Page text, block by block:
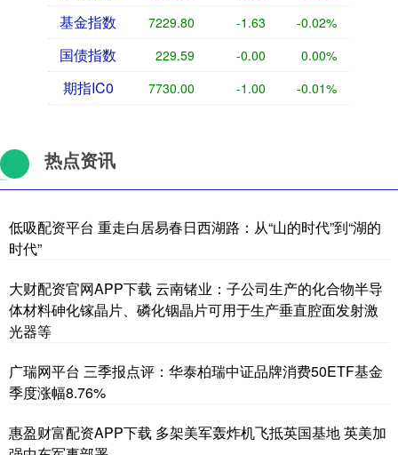
基金指数 7229.80 -1.63 -0.02%
国债指数 229.59 -0.00 0.00%
期指IC0 7730.00 -1.00 -0.01%
热点资讯
低吸配资平台 重走白居易春日西湖路：从“山的时代”到“湖的
时代”
大财配资官网APP下载 云南锗业：子公司生产的化合物半导
体材料砷化镓晶片、磷化铟晶片可用于生产垂直腔面发射激
光器等
广瑞网平台 三季报点评：华泰柏瑞中证品牌消费50ETF基金
季度涨幅8.76%
惠盈财富配资APP下载 多架美军轰炸机飞抵英国基地 英美加